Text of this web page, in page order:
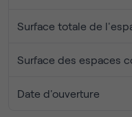
Surface totale de
Surface des espaces
Date d'ouverture